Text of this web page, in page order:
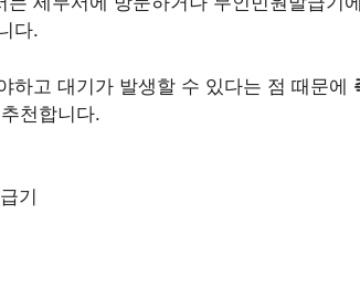
다.
하고 대기가 발생할 수 있다는 점 때문에
천합니다.
기